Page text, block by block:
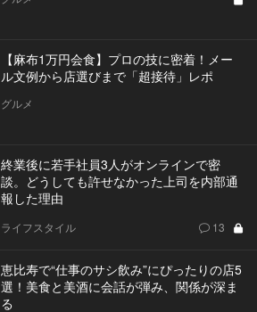
【麻布1万円会食】プロの技に密着！メー
ル文例から店選びまで「超接待」レポ
グルメ
終業後に若手社員3人がオンラインで密
談。どうしても許せなかった上司を内部通
報した理由
ライフスタイル 13
恵比寿で“仕事のサシ飲み”にぴったりの店5
選！美食と美酒に会話が弾み、関係が深ま
る